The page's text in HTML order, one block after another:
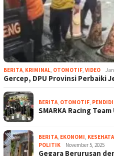
BERITA, KRIMINAL, OTOMOTIF, VIDEO
Gercep, DPU Provinsi Perbaiki
BERITA, OTOMOTIF,
SMARKA Racing
BERITA, EKONOMI,
POLITIK
November 5, 2025
Gegara Berurusan